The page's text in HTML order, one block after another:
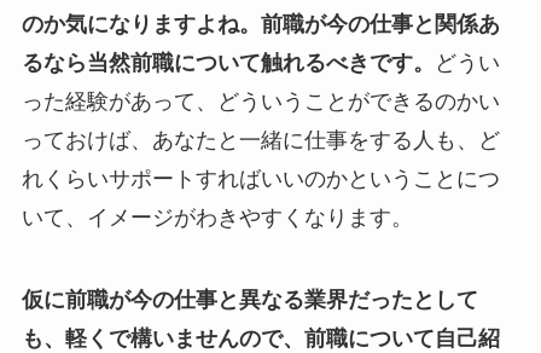
のか気になりますよね。前職が今の仕事と関係あ
るなら当然前職について触れるべきです。
どうい
った経験があって、どういうことができるのかい
っておけば、あなたと一緒に仕事をする人も、ど
れくらいサポートすればいいのかということにつ
いて、イメージがわきやすくなります。
仮に前職が今の仕事と異なる業界だったとして
も、軽くで構いませんので、前職について自己紹